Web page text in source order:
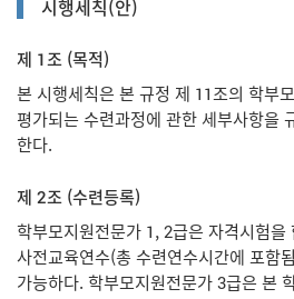
시행세칙(안)
제 1조 (목적)
본 시행세칙은 본 규정 제 11조의 학부
평가되는 수련과정에 관한 세부사항을
한다.
제 2조 (수련등록)
학부모지원전문가 1, 2급은 자격시험
사전교육연수(총 수련연수시간에 포함
가능하다. 학부모지원전문가 3급은 본